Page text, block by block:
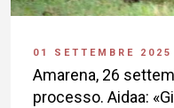
01 SETTEMBRE 2025
Amarena, 26
processo. Aidaa: